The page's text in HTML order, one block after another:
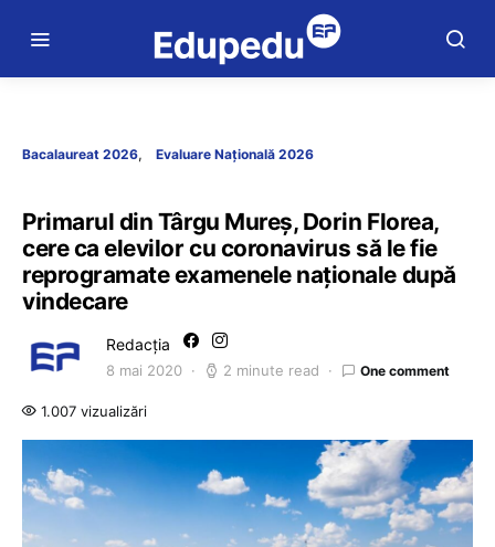
Bacalaureat 2026 Evaluare Națională 2026
Primarul din Târgu Mureș, Dorin Florea,
cere ca elevilor cu coronavirus să le fie
reprogramate examenele naționale după
vindecare
Redacția
8 mai 2020 2 minute read One comment
1.007 vizualizări